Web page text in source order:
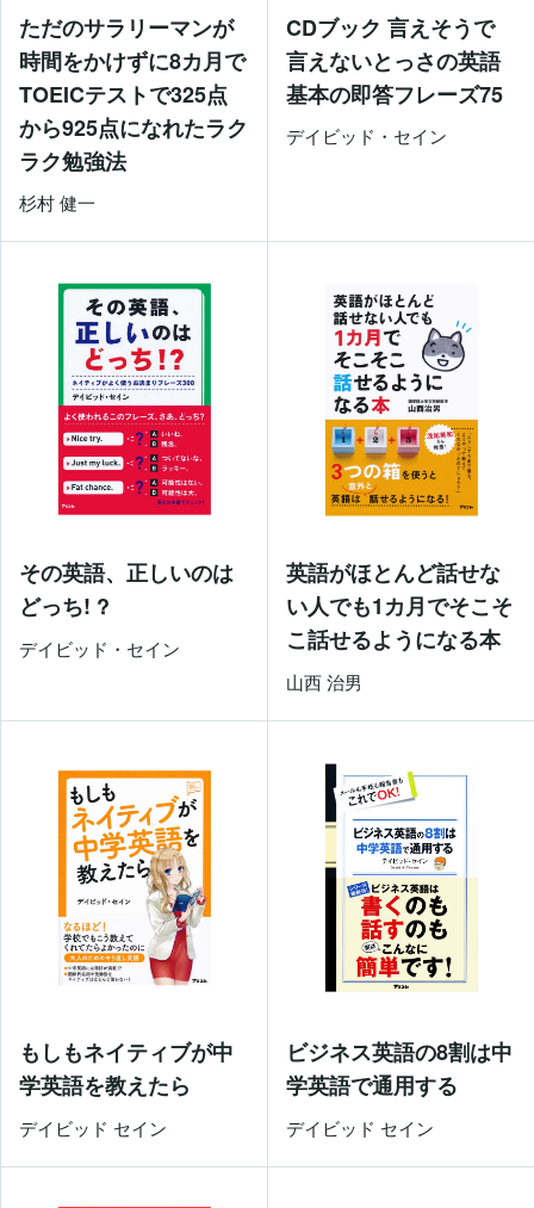
ただのサラリーマンが
時間をかけずに8カ月で
TOEICテストで325点
から925点になれたラク
ラク勉強法
杉村 健一
CDブック 言えそうで
言えないとっさの英語
基本の即答フレーズ75
デイビッド・セイン
その英語、正しいのは
どっち! ?
デイビッド・セイン
英語がほとんど話せな
い人でも1カ月でそこそ
こ話せるようになる本
山西 治男
もしもネイティブが中
学英語を教えたら
デイビッド セイン
ビジネス英語の8割は中
学英語で通用する
デイビッド セイン